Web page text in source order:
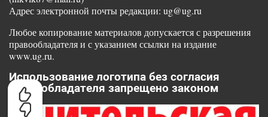
Адрес электронной почты редакции: ug@ug.ru
Любое копирование материалов допускается с разрешения
правообладателя и с указанием ссылки на издание
www.ug.ru.
Использование логотипа без согласия
правообладателя запрещено законом